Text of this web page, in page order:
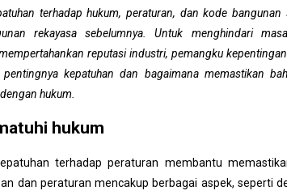
terhadap hukum, peraturan, dan kode
rekayasa sebelumnya. Untuk menghindari
reputasi industri, pemangku
kepatuhan dan bagaimana memastikan
hukum.
hukum
terhadap peraturan membantu
dan peraturan mencakup berbagai aspek, seperti